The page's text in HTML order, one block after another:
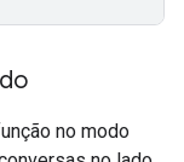
no modo